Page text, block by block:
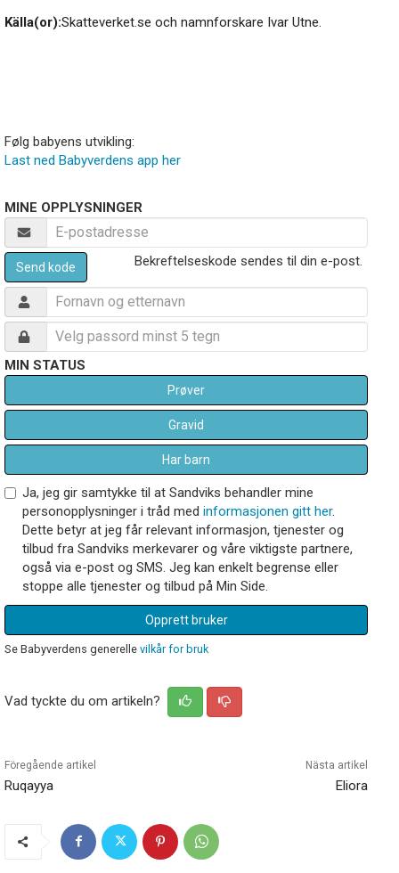
Källa(or):Skatteverket.se och namnforskare Ivar Utne.
Følg babyens utvikling:
Last ned Babyverdens app her
MINE OPPLYSNINGER
Send kode Bekreftelseskode sendes til din e-post.
MIN STATUS
Prøver
Gravid
Har barn
Ja, jeg gir samtykke til at Sandviks behandler mine
personopplysninger i tråd med informasjonen gitt her.
Dette betyr at jeg får relevant informasjon, tjenester og
tilbud fra Sandviks merkevarer og våre viktigste partnere,
også via e-post og SMS. Jeg kan enkelt begrense eller
stoppe alle tjenester og tilbud på Min Side.
Opprett bruker
Se Babyverdens generelle vilkår for bruk
Vad tyckte du om artikeln?
Föregående artikel
Ruqayya
Nästa artikel
Eliora